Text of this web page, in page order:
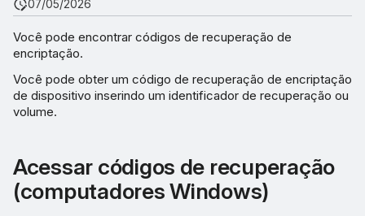
07/05/2026
Você pode encontrar códigos de recuperação de
encriptação.
Você pode obter um código de recuperação de encriptação
de dispositivo inserindo um identificador de recuperação ou
volume.
Acessar códigos de recuperação
(computadores Windows)